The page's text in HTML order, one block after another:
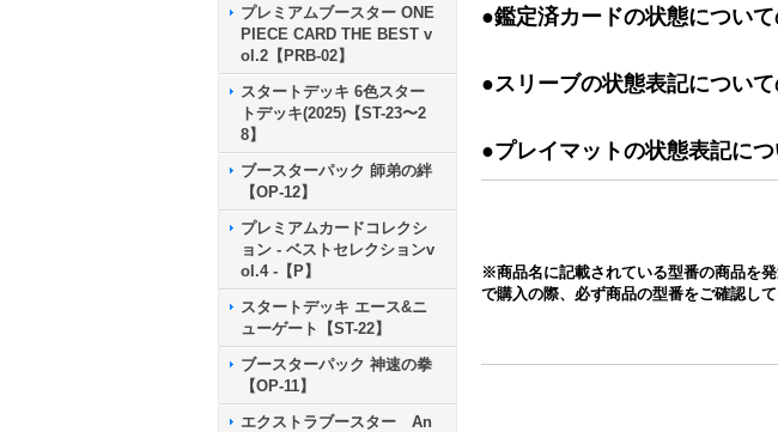
プレミアムブースター ONE
PIECE CARD THE BEST v
ol.2【PRB-02】
スタートデッキ 6色スター
トデッキ(2025)【ST-23〜2
8】
ブースターパック 師弟の絆
【OP-12】
プレミアムカードコレクシ
ョン - ベストセレクションv
ol.4 -【P】
スタートデッキ エース&ニ
ューゲート【ST-22】
ブースターパック 神速の拳
【OP-11】
エクストラブースター An
●鑑定済カードの状態につい
●スリーブの状態表記につい
●プレイマットの状態表記に
※商品名に記載されている型番の商品を
で購入の際、必ず商品の型番をご確認し